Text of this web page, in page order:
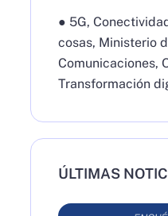
● 5G,
cosas, Ministerio
Comunicaciones,
Transformación
ÚLTIMAS